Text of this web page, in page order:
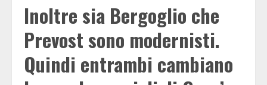
Inoltre sia Bergoglio che
Prevost sono modernisti.
Quindi entrambi cambiano